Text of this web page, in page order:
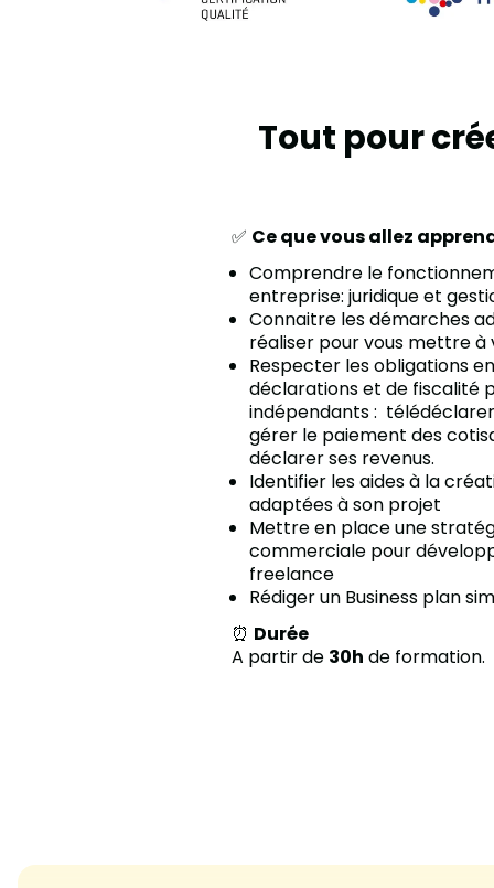
Tout pour
✅ Ce que vous allez
Comprendre le
entreprise: juridique et
Connaitre les démarches
réaliser pour vous mettre
Respecter les obligations
déclarations et de fiscalité
indépendants :
gérer le paiement des
déclarer ses revenus.
Identifier les aides à la
adaptées à son projet
Mettre en place une
commerciale pour
freelance
Rédiger un Business plan
⏰ Durée
A partir de 30h de formation.